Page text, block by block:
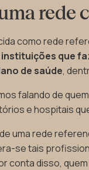
rede
como rede
que
de saúde,
falando de
e hospitais
uma rede
se tais
conta disso,